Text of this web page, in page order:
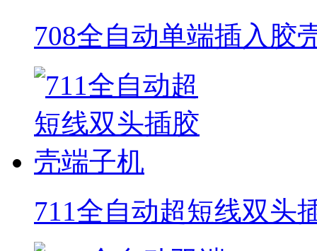
708全自动单端插入胶
711全自动超短线双头